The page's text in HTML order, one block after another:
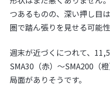
つあるものの、深い押し目
圏で踏ん張りを見せる可能性
週末が近づくにつれて、
SMA30（赤）〜SMA200（
局面がありそうです。